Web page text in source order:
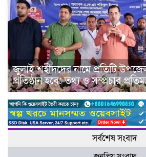
জুলাই শহীদদের নামে প্রতিটি
প্রতিষ্ঠান হবে: তথ্য ও সম্প্রচার
সর্বশেষ সংবাদ